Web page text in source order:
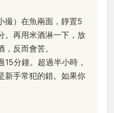
撮）在魚兩面，靜置5
。再用米酒淋一下，放
反而會苦。
15分鐘。超過半小時，
新手常犯的錯。如果你